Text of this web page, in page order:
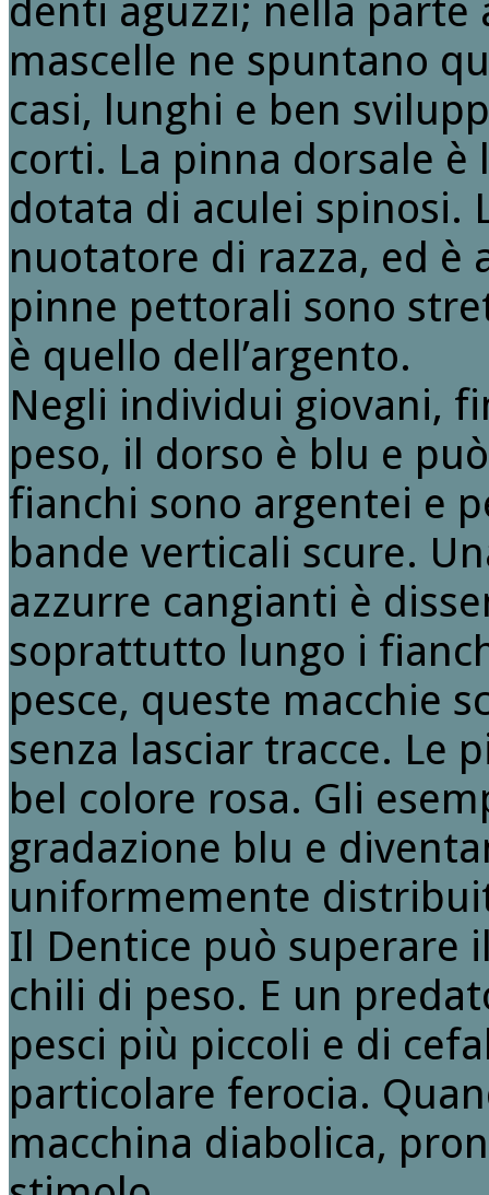
denti aguzzi; nella
mascelle ne spuntano
casi, lunghi e ben
corti. La pinna dorsale
dotata di aculei spinosi.
nuotatore di razza, ed è
pinne pettorali sono
è quello dell’argento.
Negli individui giovani,
peso, il dorso è blu e
fianchi sono argentei e
bande verticali scure.
azzurre cangianti è
soprattutto lungo i
pesce, queste macchie
senza lasciar tracce. Le
bel colore rosa. Gli
gradazione blu e
uniformemente
Il Dentice può superare
chili di peso. E un
pesci più piccoli e di
particolare ferocia.
macchina diabolica,